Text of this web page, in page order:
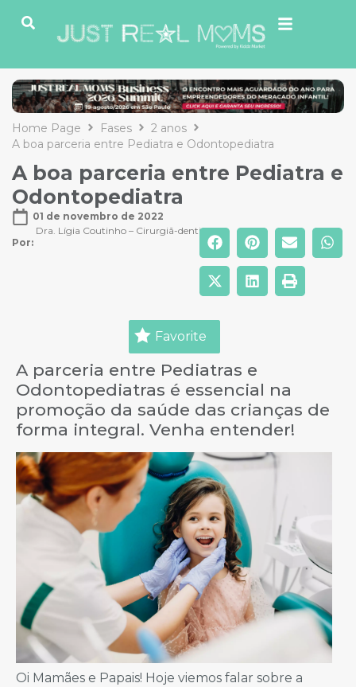
Home Page Fases
2 anos
A boa parceria entre Pediatra e Odontopediatra
A boa parceria entre Pediatra e
Odontopediatra
01 de novembro de 2022
Por:
Dra. Lígia Coutinho – Cirurgiã-dentista
Favorite
A parceria entre Pediatras e
Odontopediatras é essencial na
promoção da saúde das crianças de
forma integral. Venha entender!
Oi Mamães e Papais! Hoje viemos falar sobre a